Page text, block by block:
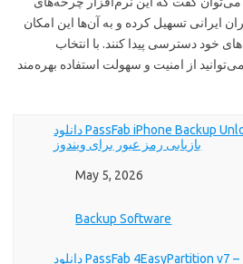
ایرانی تسهیل کرده و به آن‌ها این امکان
خود دسترسی پیدا کنند. با انتخاب
PassFab Android Unlocker می‌توانید از امنیت و سهولت استفاده بهره‌مند
دانلود PassFab iPhone Backup Unlocker 5.2.23.6 – نرم افزار
بازیابی رمز عبور برای ویندوز
Date
May 5, 2026
In relation to
Backup Software
دانلود PassFab 4EasyPartition v7 – نرم افزار مدیریت پارتیشن